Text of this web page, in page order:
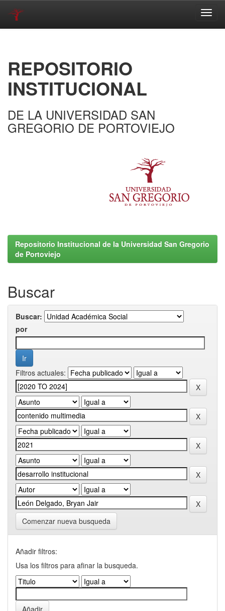
REPOSITORIO
INSTITUCIONAL
DE LA UNIVERSIDAD SAN
GREGORIO DE PORTOVIEJO
Repositorio Institucional de la Universidad San Gregorio
de Portoviejo
Buscar
Buscar:
por
Filtros actuales:
Comenzar nueva busqueda
Añadir filtros:
Usa los filtros para afinar la busqueda.